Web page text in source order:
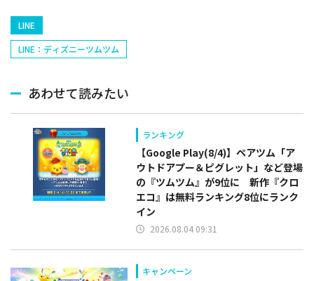
LINE
LINE：ディズニーツムツム
あわせて読みたい
ランキング
【Google Play(8/4)】ペアツム「ア
ウトドアプー＆ピグレット」など登場
の『ツムツム』が9位に 新作『クロ
エコ』は無料ランキング8位にランク
イン
2026.08.04 09:31
キャンペーン